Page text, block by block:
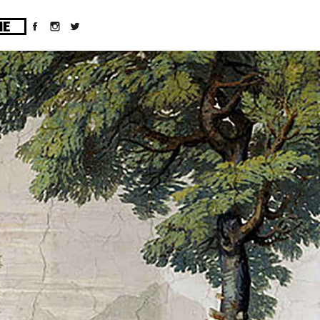
10/d43051023/htdocs/wordpress/wp-